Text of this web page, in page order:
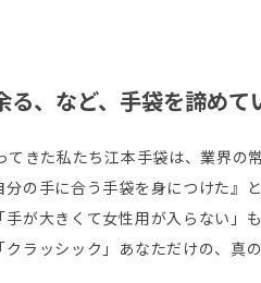
る、など、手袋を諦め
てきた私たち江本手袋は、業界
の手に合う手袋を身につけた』
が大きくて女性用が入らない
ラッシック」あなただけの、真